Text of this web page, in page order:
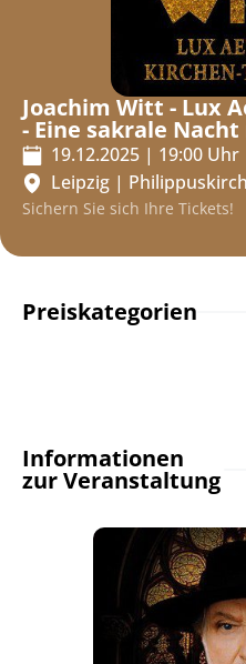
Joachim Witt - Lux
- Eine sakrale
19.12.2025 | 19:00 Uhr
Leipzig |
Sichern Sie sich Ihre Tickets!
Preiskategorien
Informationen
zur Veranstaltung